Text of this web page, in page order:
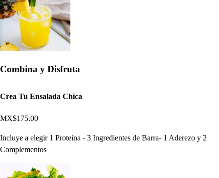
Combina y Disfruta
Crea Tu Ensalada Chica
MX$175.00
Incluye a elegir 1 Proteina - 3 Ingredientes de Barra- 1 Aderezo y 2
Complementos